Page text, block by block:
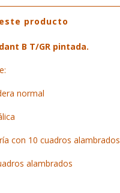
producto
B T/GR pintada.
normal
con 10 cuadros alambrados
alambrados